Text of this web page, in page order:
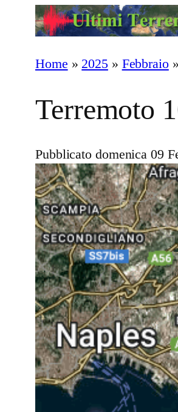
Home » 2025» Febbraio»
Terremoto
Pubblicato domenica 09